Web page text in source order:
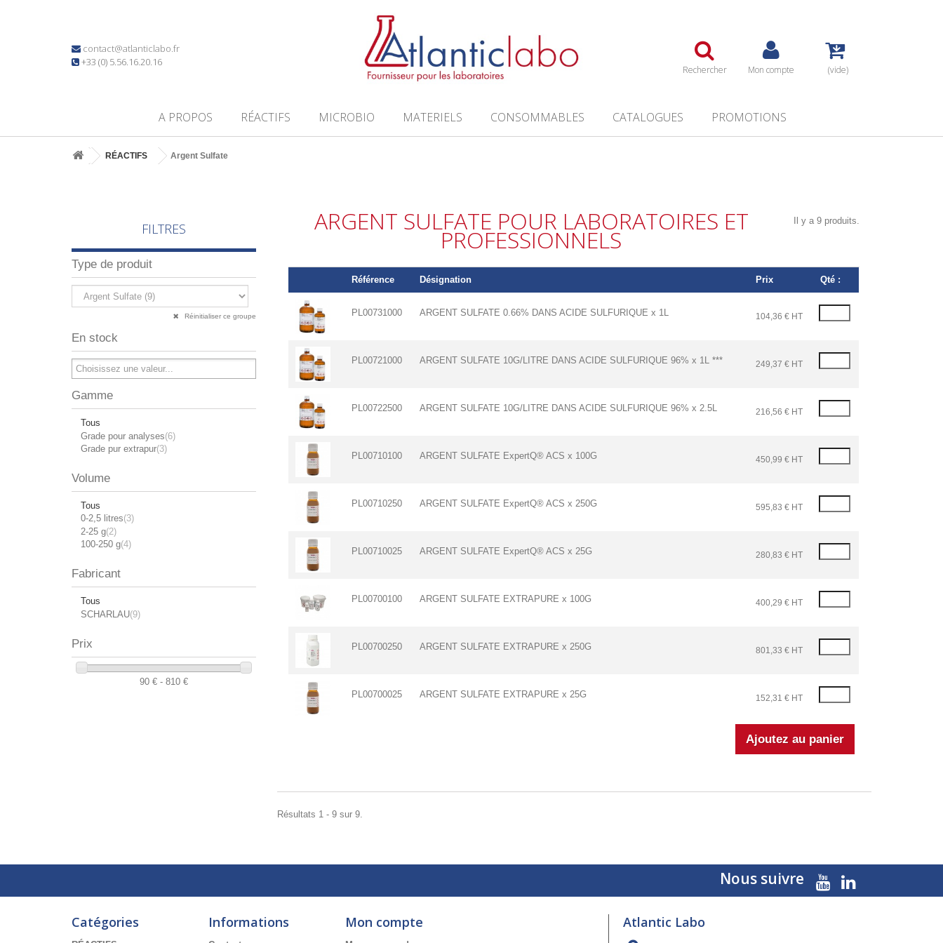
contact@atlanticlabo.fr
+33 (0) 5.56.16.20.16
Rechercher Mon compte (vide)
A PROPOS RÉACTIFS MICROBIO MATERIELS CONSOMMABLES CATALOGUES PROMOTIONS
RÉACTIFS Argent Sulfate
FILTRES
Type de produit
Réinitialiser ce groupe
En stock
Gamme
Tous
Grade pour analyses(6)
Grade pur extrapur(3)
Volume
Tous
0-2,5 litres(3)
2-25 g(2)
100-250 g(4)
Fabricant
Tous
SCHARLAU(9)
Prix
90 € - 810 €
ARGENT SULFATE POUR LABORATOIRES ET
PROFESSIONNELS
Il y a 9 produits.
Référence Désignation Prix Qté :
PL00731000 ARGENT SULFATE 0.66% DANS ACIDE SULFURIQUE x 1L 104,36 € HT
PL00721000 ARGENT SULFATE 10G/LITRE DANS ACIDE SULFURIQUE 96% x 1L *** 249,37 € HT
PL00722500 ARGENT SULFATE 10G/LITRE DANS ACIDE SULFURIQUE 96% x 2.5L 216,56 € HT
PL00710100 ARGENT SULFATE ExpertQ® ACS x 100G 450,99 € HT
PL00710250 ARGENT SULFATE ExpertQ® ACS x 250G 595,83 € HT
PL00710025 ARGENT SULFATE ExpertQ® ACS x 25G 280,83 € HT
PL00700100 ARGENT SULFATE EXTRAPURE x 100G 400,29 € HT
PL00700250 ARGENT SULFATE EXTRAPURE x 250G 801,33 € HT
PL00700025 ARGENT SULFATE EXTRAPURE x 25G 152,31 € HT
Résultats 1 - 9 sur 9.
Nous suivre
Catégories Informations Mon compte Atlantic Labo